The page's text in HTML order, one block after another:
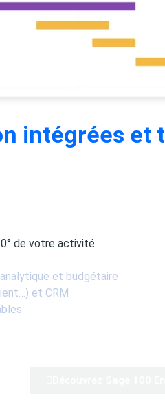
intégrées et
de votre activité.
et budgétaire
et CRM